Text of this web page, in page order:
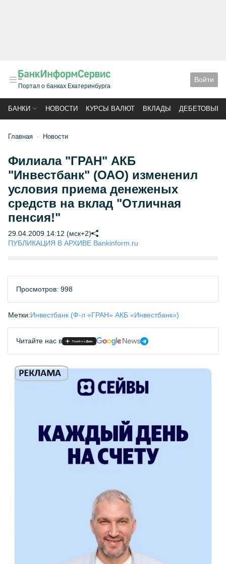
Портал о банках Екатеринбурга
Войти
БАНКИ НОВОСТИ КУРСЫ ВАЛЮТ ВКЛАДЫ ДЕБЕТОВЫЕ
Главная Новости
Филиала "ГРАН" АКБ
"Инвестбанк" (ОАО) измененил
условия приема денеженых
средств на вклад "Отличная
пенсия!"
29.04.2009 14:12 (мск+2)
ПУБЛИКАЦИЯ В АРХИВЕ Bankinform.ru
Просмотров: 998
Метки:Инвестбанк (Ф-л «ГРАН» АКБ «Инвестбанк»)
Читайте нас в